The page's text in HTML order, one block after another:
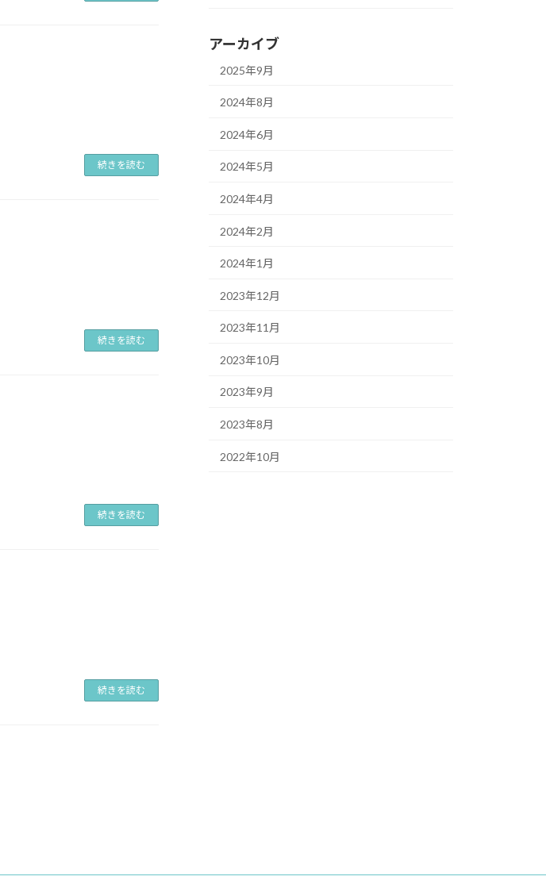
続きを読む
続きを読む
続きを読む
続きを読む
アーカイブ
2025年9月
2024年8月
2024年6月
2024年5月
2024年4月
2024年2月
2024年1月
2023年12月
2023年11月
2023年10月
2023年9月
2023年8月
2022年10月